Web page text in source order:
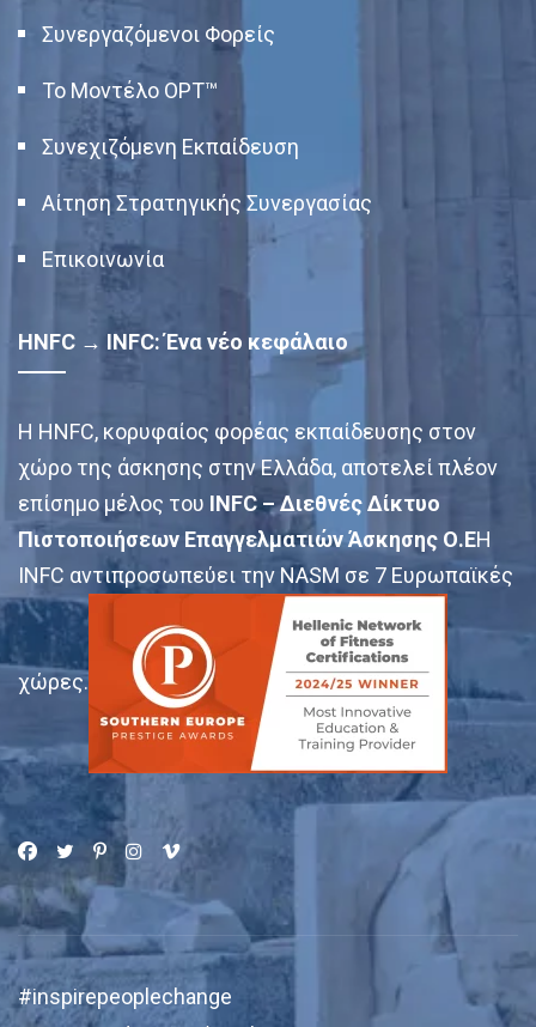
Συνεργαζόμενοι Φορείς
Το Μοντέλο OPT™
Συνεχιζόμενη Εκπαίδευση
Αίτηση Στρατηγικής Συνεργασίας
Επικοινωνία
HNFC → INFC: Ένα νέο κεφάλαιο
Η HNFC, κορυφαίος φορέας εκπαίδευσης στον
χώρο της άσκησης στην Ελλάδα, αποτελεί πλέον
επίσημο μέλος του INFC – Διεθνές Δίκτυο
Πιστοποιήσεων Επαγγελματιών Άσκησης Ο.ΕΗ
INFC αντιπροσωπεύει την NASM σε 7 Ευρωπαϊκές
χώρες.
#inspirepeoplechange